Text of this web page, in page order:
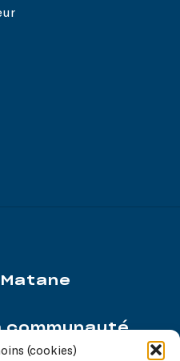
(cookies)
communauté